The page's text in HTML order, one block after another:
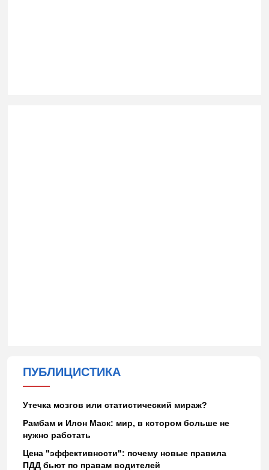
ПУБЛИЦИСТИКА
Утечка мозгов или статистический мираж?
Рамбам и Илон Маск: мир, в котором больше не
нужно работать
Цена "эффективности": почему новые правила
ПДД бьют по правам водителей